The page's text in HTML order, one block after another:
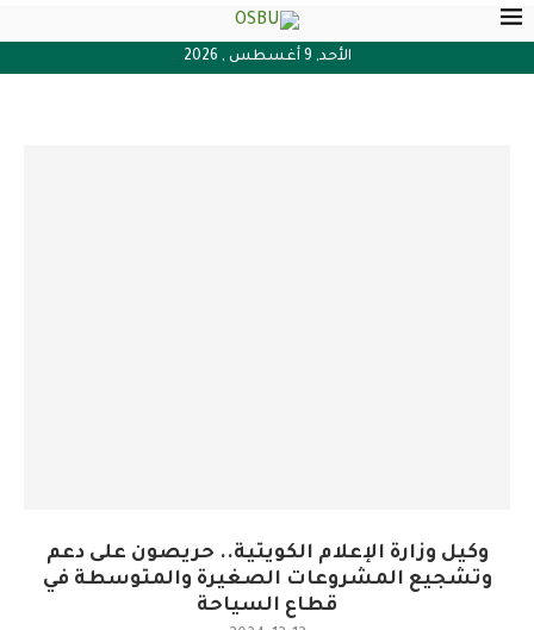
الأحد, 9 أغسطس , 2026
وكيل وزارة الإعلام الكويتية.. حريصون على دعم
وتشجيع المشروعات الصغيرة والمتوسطة في
قطاع السياحة